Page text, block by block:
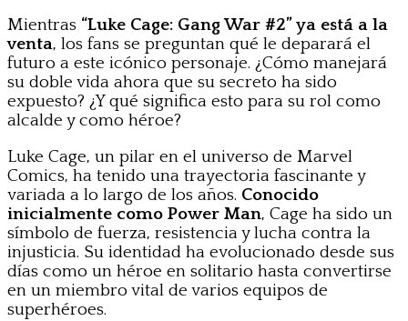
Mientras “Luke Cage: Gang War #2” ya está a la
venta, los fans se preguntan qué le deparará el
futuro a este icónico personaje. ¿Cómo manejará
su doble vida ahora que su secreto ha sido
expuesto? ¿Y qué significa esto para su rol como
alcalde y como héroe?
Luke Cage, un pilar en el universo de Marvel
Comics, ha tenido una trayectoria fascinante y
variada a lo largo de los años. Conocido
inicialmente como Power Man, Cage ha sido un
símbolo de fuerza, resistencia y lucha contra la
injusticia. Su identidad ha evolucionado desde sus
días como un héroe en solitario hasta convertirse
en un miembro vital de varios equipos de
superhéroes.